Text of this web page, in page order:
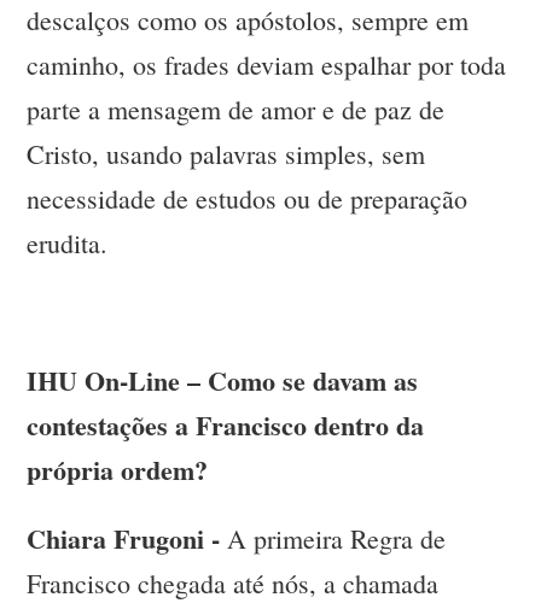
descalços como os apóstolos, sempre em
caminho, os frades deviam espalhar por toda
parte a mensagem de amor e de paz de
Cristo, usando palavras simples, sem
necessidade de estudos ou de preparação
erudita.
IHU On-Line – Como se davam as
contestações a Francisco dentro da
própria ordem?
Chiara Frugoni - A primeira Regra de
Francisco chegada até nós, a chamada